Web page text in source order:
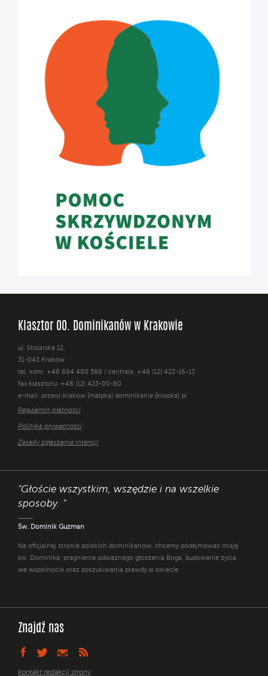
Klasztor OO. Dominikanów w Krakowie
ul. Stolarska 12,
31-043 Kraków
tel. kom. +48 694 480 588 / centrala: +48 (12) 423-16-13
fax klasztoru: +48 (12) 423-00-80
e-mail: przeor.krakow [małpka] dominikanie [kropka] pl
Regulamin płatności
Polityka prywatności
Zasady zgłaszania intencji
"Głoście wszystkim, wszędzie i na wszelkie
sposoby. "
Św. Dominik Guzman
Na oficjalnej stronie polskich dominikanów, chcemy podejmować misję
św. Dominika: pragnienie odważnego głoszenia Boga, budowanie życia
we wspólnocie oraz poszukiwania prawdy w świecie.
Znajdź nas
kontakt redakcji strony